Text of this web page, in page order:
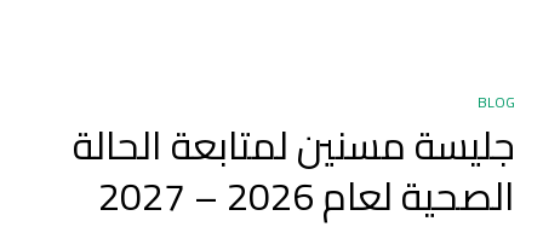
BLOG
جليسة مسنين لمتابعة الحالة
الصحية لعام 2026 – 2027